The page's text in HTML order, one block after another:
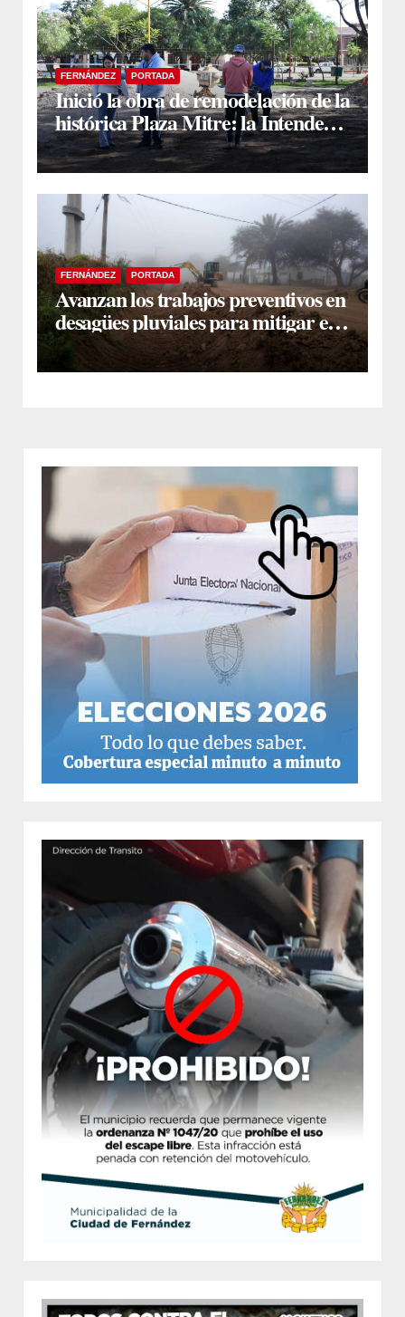
FERNÁNDEZ PORTADA
Inició la obra de remodelación de la
histórica Plaza Mitre: la Intendente
Yanina Iturre supervisó los
primeros trabajos
FERNÁNDEZ PORTADA
Avanzan los trabajos preventivos en
desagües pluviales para mitigar el
impacto de la temporada de lluvias